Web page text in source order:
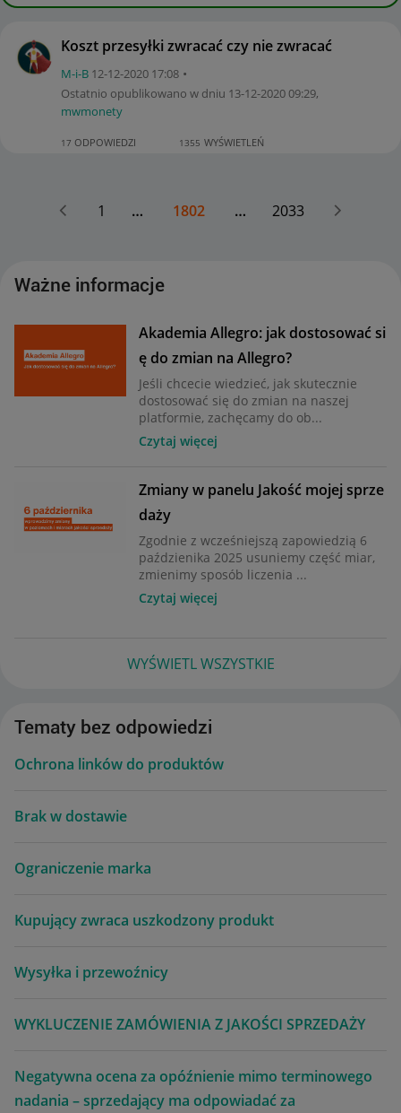
Koszt przesyłki zwracać czy nie zwracać
M-i-B ‎12-12-2020 17:08
Ostatnio opublikowano w dniu ‎13-12-202009:29,
mwmonety
17 ODPOWIEDZI 1355 WYŚWIETLEŃ
1 … 1802 … 2033
Ważne informacje
Akademia Allegro: jak dostosować si
ę do zmian na Allegro?
Jeśli chcecie wiedzieć, jak skutecznie
dostosować się do zmian na naszej
platformie, zachęcamy do ob...
Czytaj więcej
Zmiany w panelu Jakość mojej sprze
daży
Zgodnie z wcześniejszą zapowiedzią 6
paździenika 2025 usuniemy część miar,
zmienimy sposób liczenia ...
Czytaj więcej
WYŚWIETL WSZYSTKIE
Tematy bez odpowiedzi
Ochrona linków do produktów
Brak w dostawie
Ograniczenie marka
Kupujący zwraca uszkodzony produkt
Wysyłka i przewoźnicy
WYKLUCZENIE ZAMÓWIENIA Z JAKOŚCI SPRZEDAŻY
Negatywna ocena za opóźnienie mimo terminowego
nadania – sprzedający ma odpowiadać za